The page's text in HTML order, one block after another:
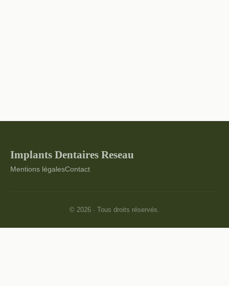
Implants Dentaires Reseau
Mentions légalesContact
© 2026 · Tous droits réservés.